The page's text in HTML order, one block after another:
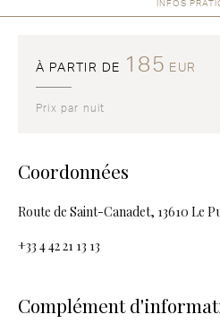
INFOS
À PARTIR DE 185 EUR
Prix par nuit
Coordonnées
Route de Saint-Canadet, 13610 Le
+33 4 42 21 13 13
Complément